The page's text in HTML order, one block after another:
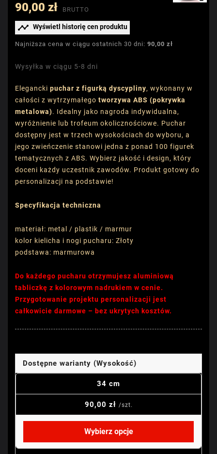
90,00 zł BRUTTO
 Wyświetl historię cen produktu
Najniższa cena w ciągu ostatnich 30 dni: 90,00 zł
Wysyłka w ciągu 5-8 dni
Elegancki puchar z figurką dyscypliny, wykonany w
całości z wytrzymałego tworzywa ABS (pokrywka
metalowa). Idealny jako nagroda indywidualna,
wyróżnienie lub trofeum okolicznościowe. Puchar
dostępny jest w trzech wysokościach do wyboru, a
jego zwieńczenie stanowi jedna z ponad 100 figurek
tematycznych z ABS. Wybierz jakość i design, który
doceni każdy uczestnik zawodów. Produkt gotowy do
personalizacji na podstawie!
Specyfikacja techniczna
materiał: metal / plastik / marmur
kolor kielicha i nogi pucharu: Złoty
podstawa: marmurowa
Do każdego pucharu otrzymujesz aluminiową
tabliczkę z kolorowym nadrukiem w cenie.
Przygotowanie projektu personalizacji jest
całkowicie darmowe – bez ukrytych kosztów.
Dostępne warianty (Wysokość)
34 cm
90,00 zł /szt.
Wybierz opcje